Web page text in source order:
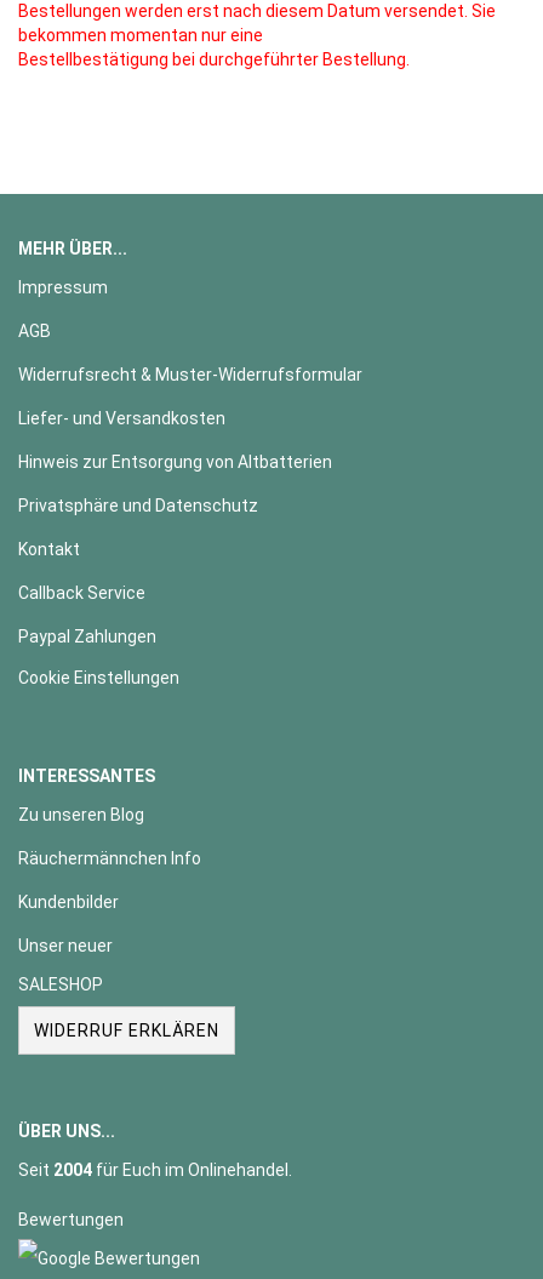
Bestellungen werden erst nach diesem Datum versendet. Sie
bekommen momentan nur eine
Bestellbestätigung bei durchgeführter Bestellung.
MEHR ÜBER...
Impressum
AGB
Widerrufsrecht & Muster-Widerrufsformular
Liefer- und Versandkosten
Hinweis zur Entsorgung von Altbatterien
Privatsphäre und Datenschutz
Kontakt
Callback Service
Paypal Zahlungen
Cookie Einstellungen
INTERESSANTES
Zu unseren Blog
Räuchermännchen Info
Kundenbilder
Unser neuer
SALESHOP
WIDERRUF ERKLÄREN
ÜBER UNS...
Seit 2004 für Euch im Onlinehandel.
Bewertungen